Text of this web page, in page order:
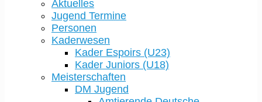
Aktuelles
Jugend Termine
Personen
Kaderwesen
Kader Espoirs (U23)
Kader Juniors (U18)
Meisterschaften
DM Jugend